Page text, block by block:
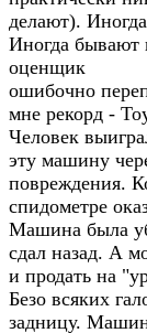
делают).
Иногда бывают
оценщик
ошибочно
мне рекорд -
Человек
эту машину
повреждения.
спидометре
Машина была
сдал назад. А
и продать на
Безо всяких
задницу.